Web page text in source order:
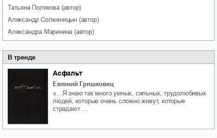
Татьяна Полякова(автор)
Александр Солженицын (автор)
Александра Маринина (автор)
В тренде
Асфальт
Евгений Гришковец
«…Я знаю так много умных, сильных, трудолюбивых
людей, которые очень сложно живут, которые
страдают …